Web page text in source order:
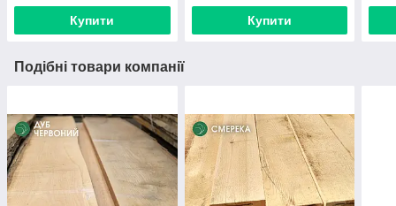
Купити Купити
Подібні товари компанії